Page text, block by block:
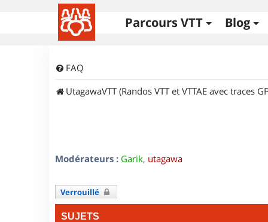
Parcours VTT Blog
FAQ
UtagawaVTT (Randos VTT et VTTAE avec traces
Modérateurs : Garik, utagawa
Verrouillé
SUJETS